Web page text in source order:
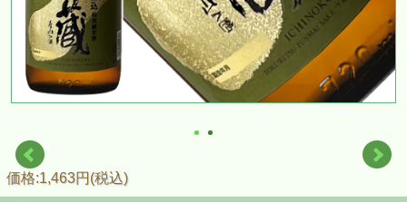
価格:1,463円(税込)